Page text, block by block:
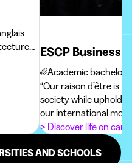
ESCP Business
Academic bachelor,
“Our raison d’être is
society while
our international
> Discover life on
AND SCHOOLS